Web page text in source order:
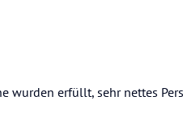
wurden erfüllt, sehr nettes